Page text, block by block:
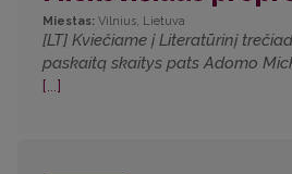
Miestas: Vilnius, Lietuva
[LT] Kviečiame į Literatūrinį
paskaitą skaitys pats Adomo
[...]